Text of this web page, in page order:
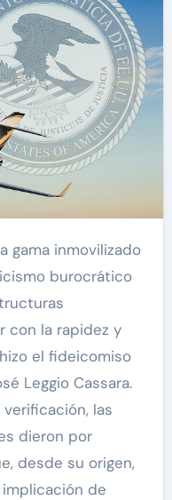
gama inmovilizado
burocrático
con la rapidez y
el fideicomiso
Leggio Cassara.
las
dieron por
desde su origen,
de